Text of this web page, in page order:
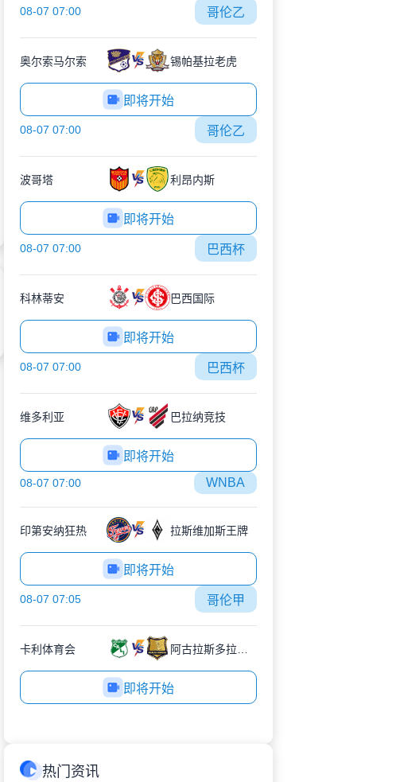
08-07 07:00 哥伦乙
奥尔索马尔索 锡帕基拉老虎
即将开始
08-07 07:00 哥伦乙
波哥塔 利昂内斯
即将开始
08-07 07:00 巴西杯
科林蒂安 巴西国际
即将开始
08-07 07:00 巴西杯
维多利亚 巴拉纳竞技
即将开始
08-07 07:00 WNBA
印第安纳狂热 拉斯维加斯王牌
即将开始
08-07 07:05 哥伦甲
卡利体育会 阿古拉斯多拉达斯
即将开始
热门资讯